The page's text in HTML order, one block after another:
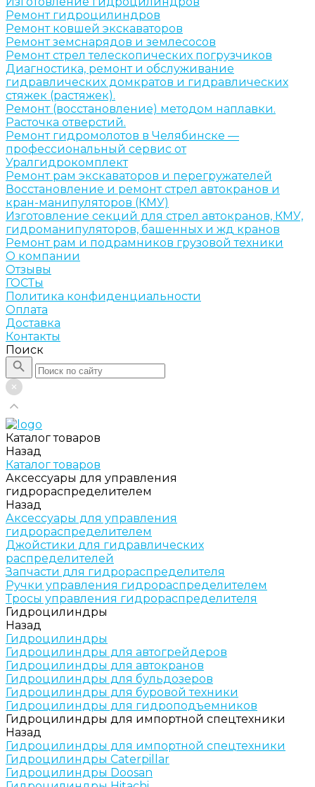
Ремонт гидроцилиндров
Ремонт ковшей экскаваторов
Ремонт земснарядов и землесосов
Ремонт стрел телескопических погрузчиков
Диагностика, ремонт и обслуживание
гидравлических домкратов и гидравлических
стяжек (растяжек).
Ремонт (восстановление) методом наплавки.
Расточка отверстий.
Ремонт гидромолотов в Челябинске —
профессиональный сервис от
Уралгидрокомплект
Ремонт рам экскаваторов и перегружателей
Восстановление и ремонт стрел автокранов и
кран-манипуляторов (КМУ)
Изготовление секций для стрел автокранов, КМУ,
гидроманипуляторов, башенных и жд кранов
Ремонт рам и подрамников грузовой техники
О компании
Отзывы
ГОСТы
Политика конфиденциальности
Оплата
Доставка
Контакты
Поиск
Каталог товаров
Назад
Каталог товаров
Аксессуары для управления
гидрораспределителем
Назад
Аксессуары для управления
гидрораспределителем
Джойстики для гидравлических
распределителей
Запчасти для гидрораспределителя
Ручки управления гидрораспределителем
Тросы управления гидрораспределителя
Гидроцилиндры
Назад
Гидроцилиндры
Гидроцилиндры для автогрейдеров
Гидроцилиндры для автокранов
Гидроцилиндры для бульдозеров
Гидроцилиндры для буровой техники
Гидроцилиндры для гидроподъемников
Гидроцилиндры для импортной спецтехники
Назад
Гидроцилиндры для импортной спецтехники
Гидроцилиндры Caterpillar
Гидроцилиндры Doosan